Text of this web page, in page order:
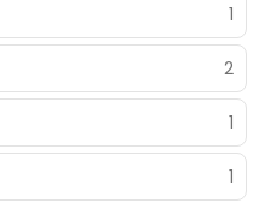
1
2
1
1